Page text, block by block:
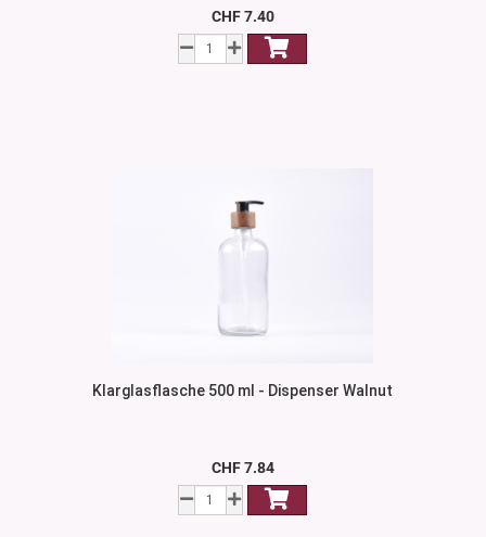
CHF 7.40
Klarglasflasche 500 ml - Dispenser Walnut
CHF 7.84